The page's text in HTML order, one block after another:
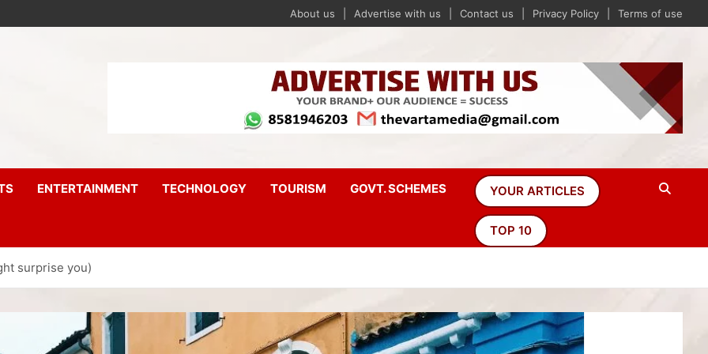
About us Advertise with us Contact us Privacy Policy Terms of use
ENTERTAINMENT TECHNOLOGY TOURISM GOVT. SCHEMES YOUR ARTICLES
TOP 10
surprise you)